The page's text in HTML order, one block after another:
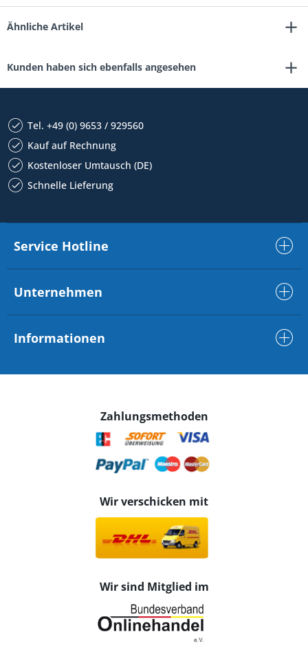
Ähnliche Artikel
Kunden haben sich ebenfalls angesehen
Tel. +49 (0) 9653 / 929560
Kauf auf Rechnung
Kostenloser Umtausch (DE)
Schnelle Lieferung
Service Hotline
Unternehmen
Informationen
Zahlungsmethoden
Wir verschicken mit
Wir sind Mitglied im